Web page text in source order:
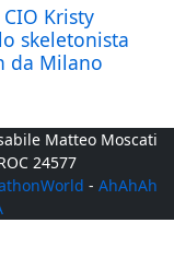
Kristy
skeletonista
da Milano
Matteo Moscati
24577
- AhAhAh